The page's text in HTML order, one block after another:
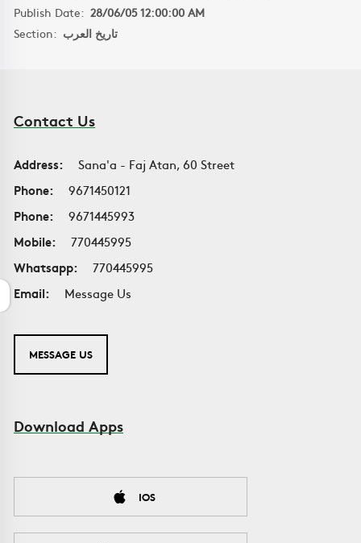
Publish Date: 28/06/05 12:00:00 AM
Section: تاريخ العرب
Contact Us
Address:
Sana'a - Faj Atan, 60 Street
Phone:
9671450121
Phone:
9671445993
Mobile:
770445995
Whatsapp:
770445995
Email:
Message Us
MESSAGE US
Download Apps
IOS